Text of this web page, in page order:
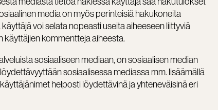
media on myös perinteisiä hakukoneita
voi selata nopeasti useita aiheeseen liittyviä
käyttäjien kommentteja aiheesta.
sosiaaliseen mediaan, on sosiaalisen median
sosiaalisessa mediassa mm. lisäämällä
helposti löydettävinä ja yhteneväisinä eri